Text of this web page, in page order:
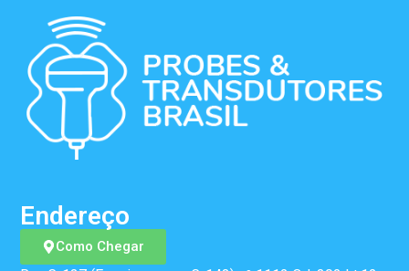
Como Chegar
Endereço